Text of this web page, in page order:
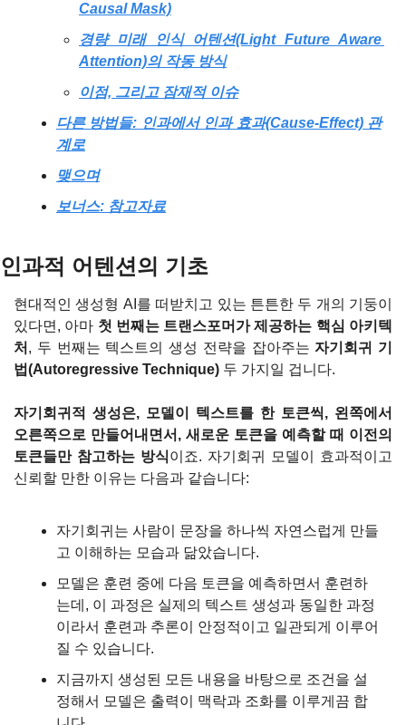
Causal Mask)
경량 미래 인식 어텐션(Light Future Aware
Attention)의 작동 방식
이점, 그리고 잠재적 이슈
다른 방법들: 인과에서 인과 효과(Cause-Effect) 관
계로
맺으며
보너스: 참고자료
인과적 어텐션의 기초
현대적인 생성형 AI를 떠받치고 있는 튼튼한 두 개의 기둥이
있다면, 아마 첫 번째는 트랜스포머가 제공하는 핵심 아키텍
처 , 두 번째는 텍스트의 생성 전략을 잡아주는 자기회귀 기
법(Autoregressive Technique) 두 가지일 겁니다.
자기회귀적 생성은, 모델이 텍스트를 한 토큰씩, 왼쪽에서
오른쪽으로 만들어내면서, 새로운 토큰을 예측할 때 이전의
토큰들만 참고하는 방식이죠. 자기회귀 모델이 효과적이고
신뢰할 만한 이유는 다음과 같습니다:
자기회귀는 사람이 문장을 하나씩 자연스럽게 만들
고 이해하는 모습과 닮았습니다.
모델은 훈련 중에 다음 토큰을 예측하면서 훈련하
는데, 이 과정은 실제의 텍스트 생성과 동일한 과정
이라서 훈련과 추론이 안정적이고 일관되게 이루어
질 수 있습니다.
지금까지 생성된 모든 내용을 바탕으로 조건을 설
정해서 모델은 출력이 맥락과 조화를 이루게끔 합